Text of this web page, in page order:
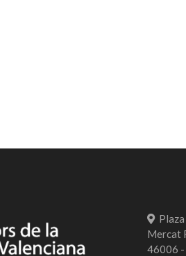
Plaza
Mercat
46006 -